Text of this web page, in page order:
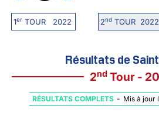
1erTOUR 2022 2ndTOUR 2022
Résultats de
2ndTour -
RÉSULTATS COMPLETS - Mis à jour